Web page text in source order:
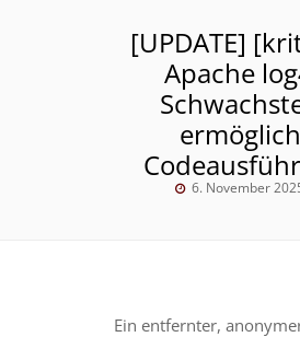
[UPDATE]
Apache
6. November
Ein entfernter,